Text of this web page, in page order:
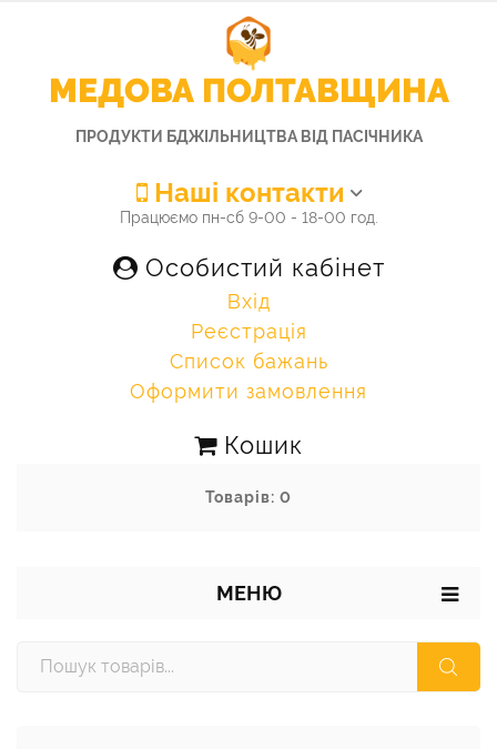
МЕДОВА ПОЛТАВЩИНА
ПРОДУКТИ БДЖІЛЬНИЦТВА ВІД ПАСІЧНИКА
Наші контакти
Працюємо пн-сб 9-00 - 18-00 год.
Особистий кабінет
Вхід
Реєстрація
Список бажань
Оформити замовлення
Кошик
Товарів: 0
МЕНЮ